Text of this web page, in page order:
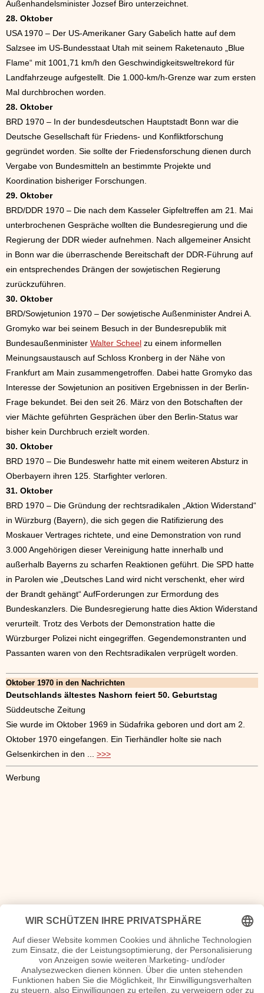
Außenhandelsminister Jozsef Biro unterzeichnet.
28. Oktober
USA 1970 – Der US-Amerikaner Gary Gabelich hatte auf dem
Salzsee im US-Bundesstaat Utah mit seinem Raketenauto „Blue
Flame“ mit 1001,71 km/h den Geschwindigkeitsweltrekord für
Landfahrzeuge aufgestellt. Die 1.000-km/h-Grenze war zum ersten
Mal durchbrochen worden.
28. Oktober
BRD 1970 – In der bundesdeutschen Hauptstadt Bonn war die
Deutsche Gesellschaft für Friedens- und Konfliktforschung
gegründet worden. Sie sollte der Friedensforschung dienen durch
Vergabe von Bundesmitteln an bestimmte Projekte und
Koordination bisheriger Forschungen.
29. Oktober
BRD/DDR 1970 – Die nach dem Kasseler Gipfeltreffen am 21. Mai
unterbrochenen Gespräche wollten die Bundesregierung und die
Regierung der DDR wieder aufnehmen. Nach allgemeiner Ansicht
in Bonn war die überraschende Bereitschaft der DDR-Führung auf
ein entsprechendes Drängen der sowjetischen Regierung
zurückzuführen.
30. Oktober
BRD/Sowjetunion 1970 – Der sowjetische Außenminister Andrei A.
Gromyko war bei seinem Besuch in der Bundesrepublik mit
Bundesaußenminister Walter Scheel zu einem informellen
Meinungsaustausch auf Schloss Kronberg in der Nähe von
Frankfurt am Main zusammengetroffen. Dabei hatte Gromyko das
Interesse der Sowjetunion an positiven Ergebnissen in der Berlin-
Frage bekundet. Bei den seit 26. März von den Botschaften der
vier Mächte geführten Gesprächen über den Berlin-Status war
bisher kein Durchbruch erzielt worden.
30. Oktober
BRD 1970 – Die Bundeswehr hatte mit einem weiteren Absturz in
Oberbayern ihren 125. Starfighter verloren.
31. Oktober
BRD 1970 – Die Gründung der rechtsradikalen „Aktion Widerstand“
in Würzburg (Bayern), die sich gegen die Ratifizierung des
Moskauer Vertrages richtete, und eine Demonstration von rund
3.000 Angehörigen dieser Vereinigung hatte innerhalb und
außerhalb Bayerns zu scharfen Reaktionen geführt. Die SPD hatte
in Parolen wie „Deutsches Land wird nicht verschenkt, eher wird
der Brandt gehängt“ AufForderungen zur Ermordung des
Bundeskanzlers. Die Bundesregierung hatte dies Aktion Widerstand
verurteilt. Trotz des Verbots der Demonstration hatte die
Würzburger Polizei nicht eingegriffen. Gegendemonstranten und
Passanten waren von den Rechtsradikalen verprügelt worden.
Oktober 1970 in den Nachrichten
Deutschlands ältestes Nashorn feiert 50. Geburtstag
Süddeutsche Zeitung
Sie wurde im Oktober 1969 in Südafrika geboren und dort am 2.
Oktober 1970 eingefangen. Ein Tierhändler holte sie nach
Gelsenkirchen in den ... >>>
Werbung